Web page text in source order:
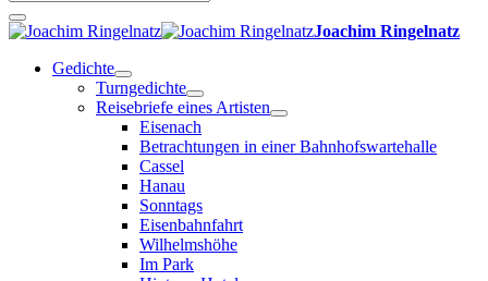
Joachim Ringelnatz
Gedichte
Turngedichte
Reisebriefe eines Artisten
Eisenach
Betrachtungen in einer Bahnhofswartehalle
Cassel
Hanau
Sonntags
Eisenbahnfahrt
Wilhelmshöhe
Im Park